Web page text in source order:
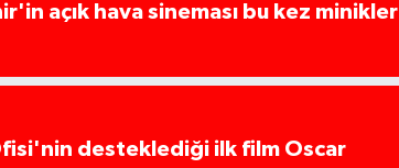
açık hava sineması bu kez minikler
desteklediği ilk film Oscar